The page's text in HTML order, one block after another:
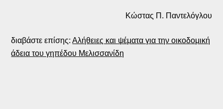
Κώστας Π. Παντελόγλου
διαβάστε επίσης:Αλήθειες και ψέματα για την οικοδομική
άδεια του γηπέδου Μελισσανίδη